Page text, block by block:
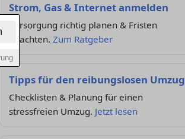
Strom, Gas & Internet anmelden
Versorgung richtig planen & Fristen
beachten. Zum Ratgeber
Tipps für den reibungslosen Umzug
Checklisten & Planung für einen
stressfreien Umzug. Jetzt lesen